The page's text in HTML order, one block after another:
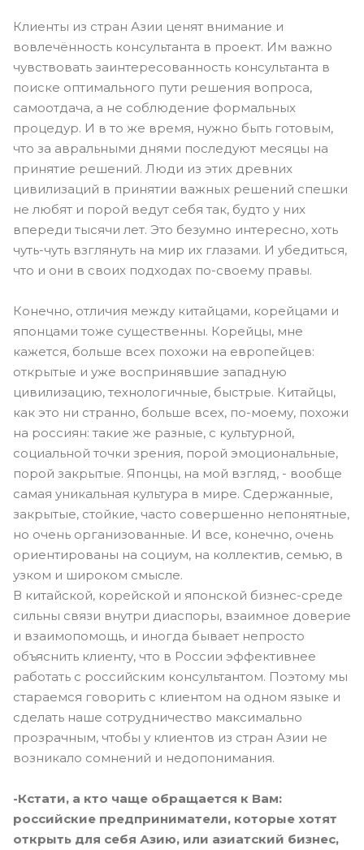
Клиенты из стран Азии ценят внимание и
вовлечённость консультанта в проект. Им важно
чувствовать заинтересованность консультанта в
поиске оптимального пути решения вопроса,
самоотдача, а не соблюдение формальных
процедур. И в то же время, нужно быть готовым,
что за авральными днями последуют месяцы на
принятие решений. Люди из этих древних
цивилизаций в принятии важных решений спешки
не любят и порой ведут себя так, будто у них
впереди тысячи лет. Это безумно интересно, хоть
чуть-чуть взглянуть на мир их глазами. И убедиться,
что и они в своих подходах по-своему правы.
Конечно, отличия между китайцами, корейцами и
японцами тоже существенны. Корейцы, мне
кажется, больше всех похожи на европейцев:
открытые и уже воспринявшие западную
цивилизацию, технологичные, быстрые. Китайцы,
как это ни странно, больше всех, по-моему, похожи
на россиян: такие же разные, с культурной,
социальной точки зрения, порой эмоциональные,
порой закрытые. Японцы, на мой взгляд, - вообще
самая уникальная культура в мире. Сдержанные,
закрытые, стойкие, часто совершенно непонятные,
но очень организованные. И все, конечно, очень
ориентированы на социум, на коллектив, семью, в
узком и широком смысле.
В китайской, корейской и японской бизнес-среде
сильны связи внутри диаспоры, взаимное доверие
и взаимопомощь, и иногда бывает непросто
объяснить клиенту, что в России эффективнее
работать с российским консультантом. Поэтому мы
стараемся говорить с клиентом на одном языке и
сделать наше сотрудничество максимально
прозрачным, чтобы у клиентов из стран Азии не
возникало сомнений и недопонимания.
-Кстати, а кто чаще обращается к Вам:
российские предприниматели, которые хотят
открыть для себя Азию, или азиатский бизнес,